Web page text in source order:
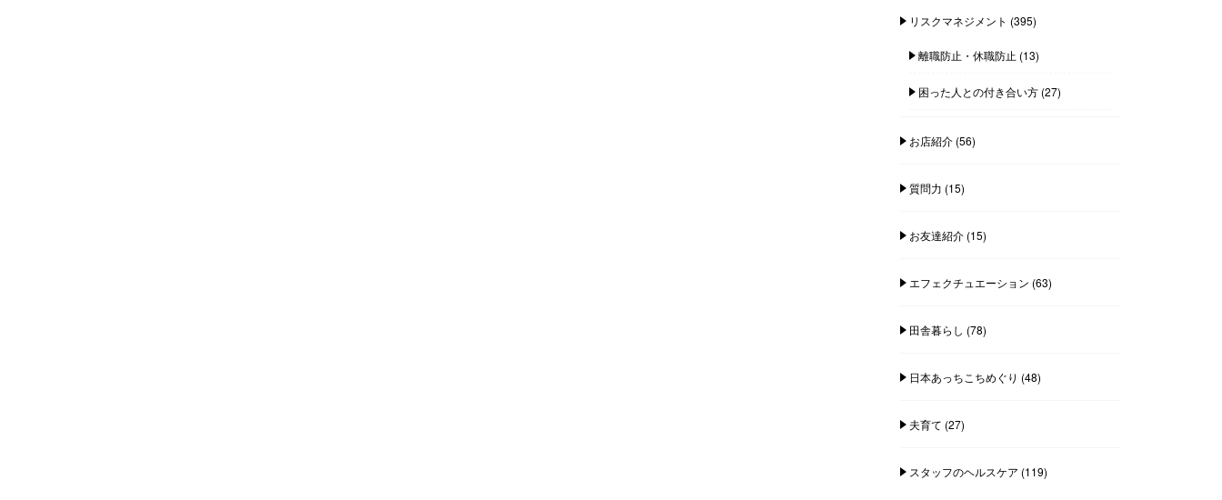
リスクマネジメント (395)
離職防止・休職防止 (13)
困った人との付き合い方(27)
お店紹介(56)
質問力 (15)
お友達紹介(15)
エフェクチュエーション (63)
田舎暮らし (78)
日本あっちこちめぐり (48)
夫育て (27)
スタッフのヘルスケア (119)